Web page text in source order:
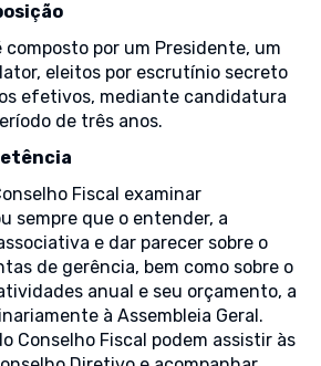
composto por um Presidente, um
eleitos por escrutínio secreto
efetivos, mediante candidatura
de três anos.
Fiscal examinar
sempre que o entender, a
e dar parecer sobre o
de gerência, bem como sobre o
anual e seu orçamento, a
à Assembleia Geral.
Conselho Fiscal podem assistir às